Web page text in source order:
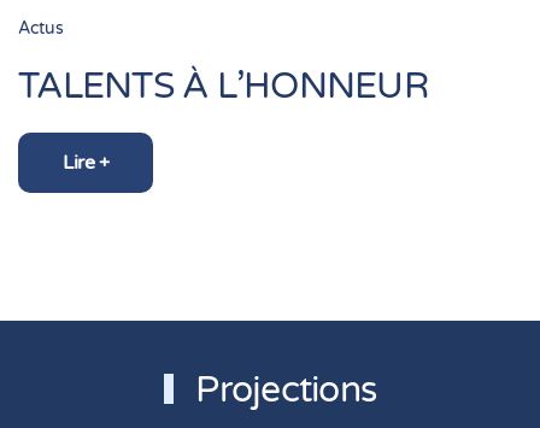
Actus
TALENTS À L’HONNEUR
Lire +
Projections